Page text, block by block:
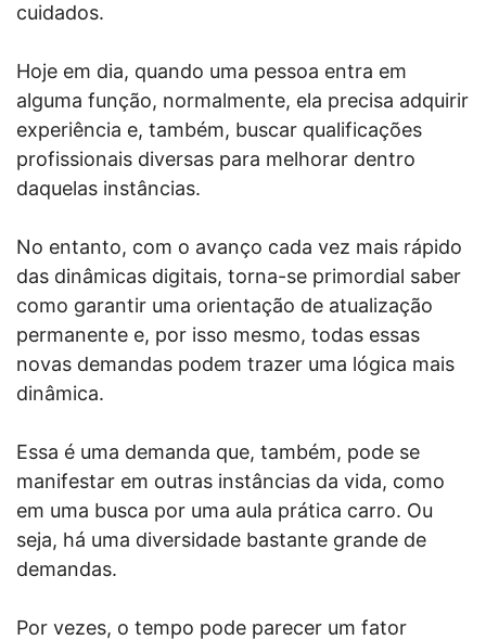
cuidados.
Hoje em dia, quando uma pessoa entra em
alguma função, normalmente, ela precisa adquirir
experiência e, também, buscar qualificações
profissionais diversas para melhorar dentro
daquelas instâncias.
No entanto, com o avanço cada vez mais rápido
das dinâmicas digitais, torna-se primordial saber
como garantir uma orientação de atualização
permanente e, por isso mesmo, todas essas
novas demandas podem trazer uma lógica mais
dinâmica.
Essa é uma demanda que, também, pode se
manifestar em outras instâncias da vida, como
em uma busca por uma aula prática carro. Ou
seja, há uma diversidade bastante grande de
demandas.
Por vezes, o tempo pode parecer um fator